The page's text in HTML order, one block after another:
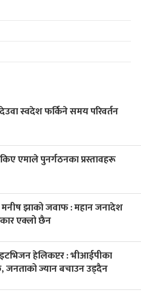
स्वदेश फर्किने समय परिवर्तन
एमाले पुनर्गठनका प्रस्तावहरू
झाको जवाफ : महान जनादेश
एक्लो छैन
हेलिकप्टर : भीआईपीका
जनताको ज्यान बचाउन उड्दैन